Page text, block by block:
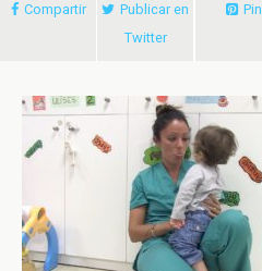
Compartir
Publicar en
Twitter
Pin